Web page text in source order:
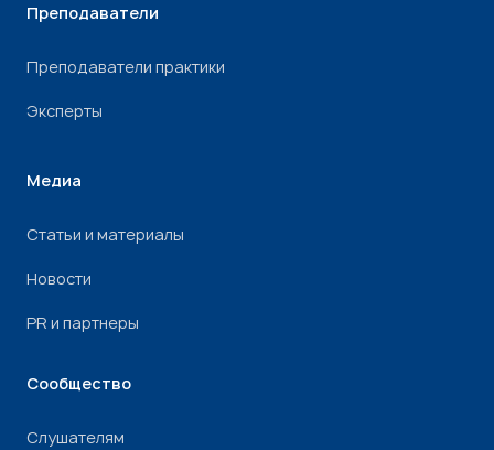
Преподаватели
Преподаватели практики
Эксперты
Медиа
Статьи и материалы
Новости
PR и партнеры
Сообщество
Слушателям